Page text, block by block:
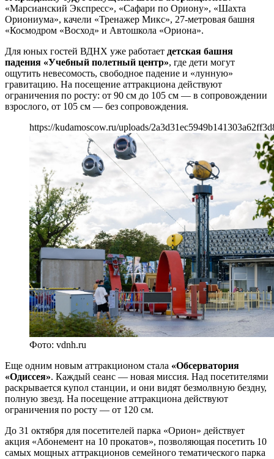
«Марсианский Экспресс», «Сафари по Ориону», «Шахта
Ориониума», качели «Тренажер Микс», 27-метровая башня
«Космодром «Восход» и Автошкола «Ориона».
Для юных гостей ВДНХ уже работает детская башня
падения «Учебный полетный центр», где дети могут
ощутить невесомость, свободное падение и «лунную»
гравитацию. На посещение аттракциона действуют
ограничения по росту: от 90 см до 105 см — в сопровождении
взрослого, от 105 см — без сопровождения.
https://kudamoscow.ru/uploads/
Фото: vdnh.ru
Еще одним новым аттракционом стала «Обсерватория
«Одиссея». Каждый сеанс — новая миссия. Над посетителями
раскрывается купол станции, и они видят безмолвную бездну,
полную звезд. На посещение аттракциона действуют
ограничения по росту — от 120 см.
До 31 октября для посетителей парка «Орион» действует
акция «Абонемент на 10 прокатов», позволяющая посетить 10
самых мощных аттракционов семейного тематического парка